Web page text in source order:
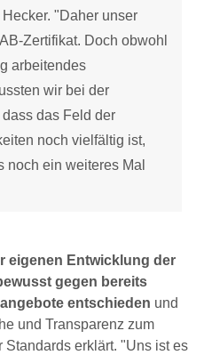
"Daher unser
Zertifikat. Doch obwohl
arbeitendes
wir bei der
das Feld der
noch vielfältig ist,
noch ein weiteres Mal
eigenen Entwicklung der
gegen bereits
entschieden und
und Transparenz zum
erklärt. "Uns ist es